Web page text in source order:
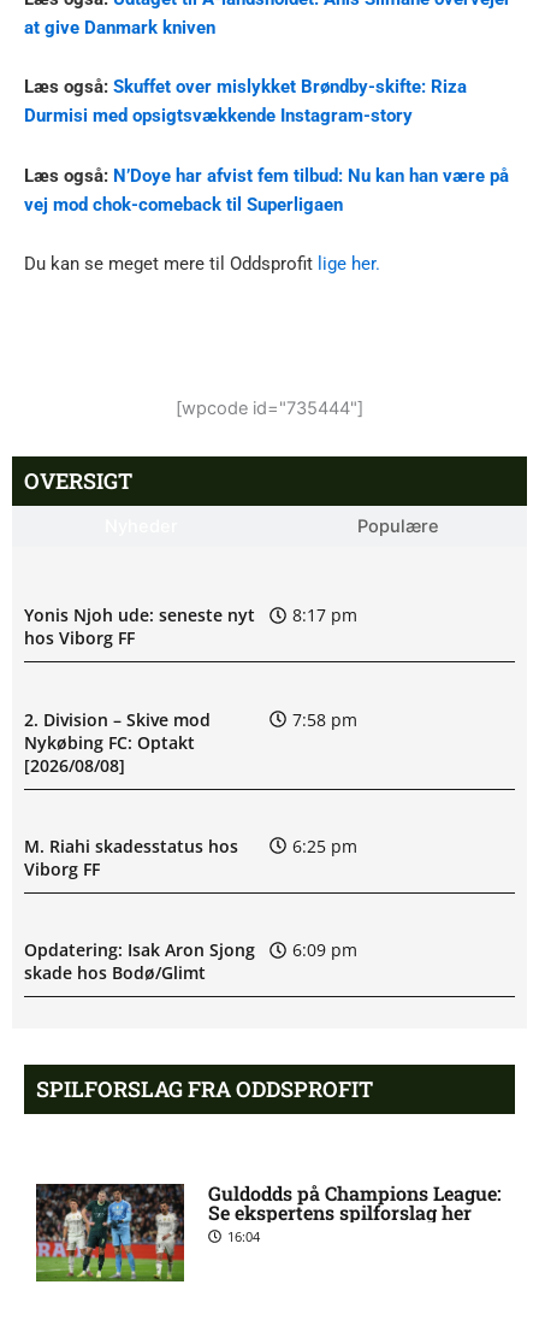
at give Danmark kniven
Læs også: Skuffet over mislykket Brøndby-skifte: Riza
Durmisi med opsigtsvækkende Instagram-story
Læs også: N’Doye har afvist fem tilbud: Nu kan han være på
vej mod chok-comeback til Superligaen
Du kan se meget mere til Oddsprofit lige her.
[wpcode id="735444"]
OVERSIGT
Populære
Yonis Njoh ude: seneste nyt
hos Viborg FF
8:17 pm
2. Division – Skive mod
Nykøbing FC: Optakt
[2026/08/08]
7:58 pm
M. Riahi skadesstatus hos
Viborg FF
6:25 pm
Opdatering: Isak Aron Sjong
skade hos Bodø/Glimt
6:09 pm
Bodo/Glimt: Optakt,
forventede opstillinger,
2. Division – VSK Århus mod
Fremad Amager: Optakt,
skader og karantæner
12:26 pm
SPILFORSLAG FRA ODDSPROFIT
Guldodds på Champions League:
Se ekspertens spilforslag her
16:04